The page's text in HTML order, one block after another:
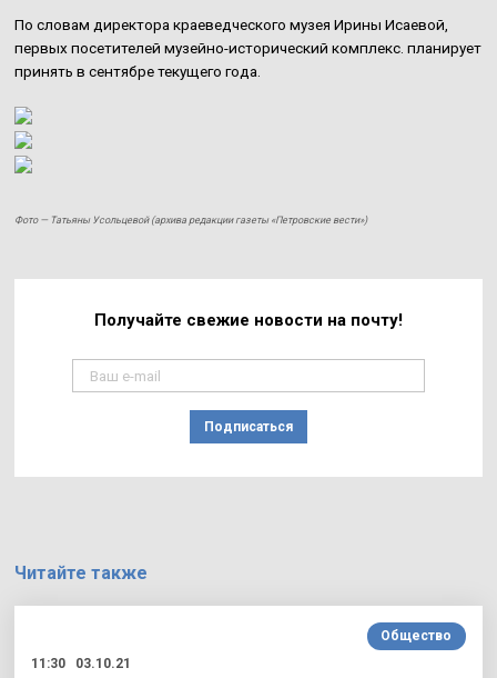
По словам директора краеведческого музея Ирины Исаевой,
первых посетителей музейно-исторический комплекс. планирует
принять в сентябре текущего года.
Фото — Татьяны Усольцевой (архива редакции газеты «Петровские вести»)
Получайте свежие новости на почту!
Подписаться
Читайте также
Общество
11:30
03.10.21